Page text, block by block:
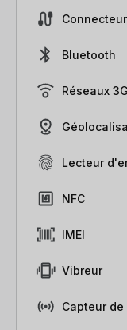
Bluetooth
Réseaux
Lecteur
NFC
IMEI
Vibreur
Capteur de